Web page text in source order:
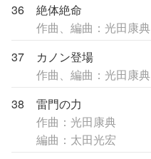
36
絶体絶命
作曲、編曲：光田康典
37
カノン登場
作曲、編曲：光田康典
38
雷門の力
作曲：光田康典
編曲：太田光宏